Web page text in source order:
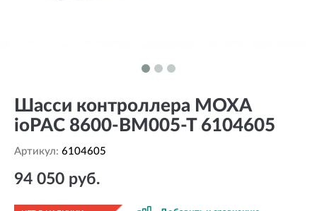
Шасси контроллера MOXA
ioPAC 8600-BM005-T 6104605
Артикул: 6104605
94 050 руб.